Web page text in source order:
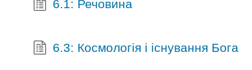
6.1: Речовина
6.3: Космологія і існування Бога